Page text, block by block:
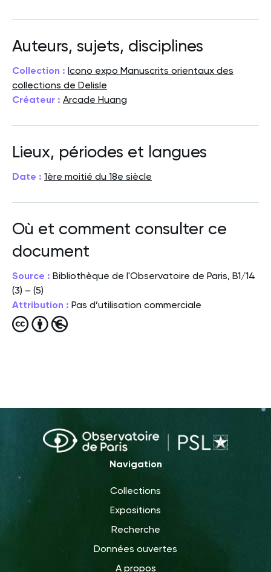
Auteurs, sujets, disciplines
Collection : Icono expo Manuscrits orientaux des
collections de Delisle
Créateur : Arcade Huang
Lieux, périodes et langues
Date : 1ère moitié du 18e siècle
Où et comment consulter ce
document
Source : Bibliothèque de l'Observatoire de Paris, B1/14
(3) – (5)
Attribution : Pas d’utilisation commerciale
Navigation
Collections
Expositions
Recherche
Données ouvertes
A propos